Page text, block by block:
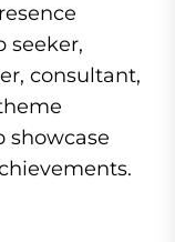
seeker,
consultant,
showcase